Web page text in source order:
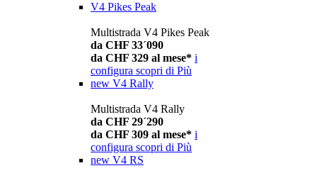
V4 Pikes Peak
Multistrada V4 Pikes Peak
da CHF 33´090
da CHF 329 al mese* i
configura scopri di Più
new V4 Rally
Multistrada V4 Rally
da CHF 29´290
da CHF 309 al mese* i
configura scopri di Più
new V4 RS